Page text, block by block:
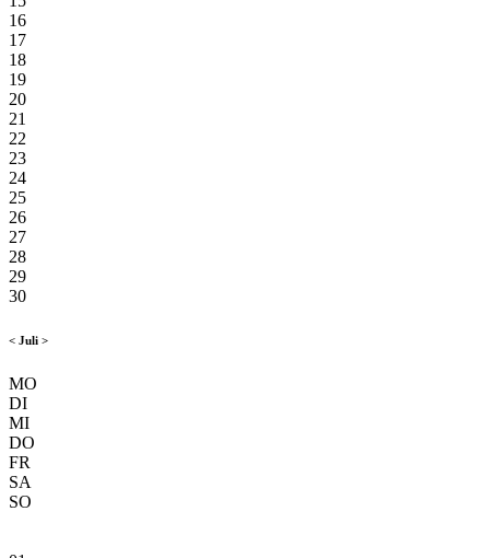
16
17
18
19
20
21
22
23
24
25
26
27
28
29
30
< Juli >
MO
DI
MI
DO
FR
SA
SO